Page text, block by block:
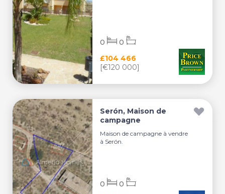
£104 466
[€120 000]
0 0
Serón, Maison de
campagne
Maison de campagne à vendre
à Serón.
0 0